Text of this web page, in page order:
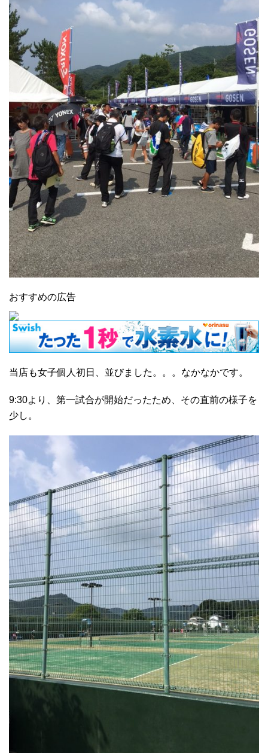
おすすめの広告
当店も女子個人初日、並びました。。。なかなかです。
9:30より、第一試合が開始だったため、その直前の様子を
少し。